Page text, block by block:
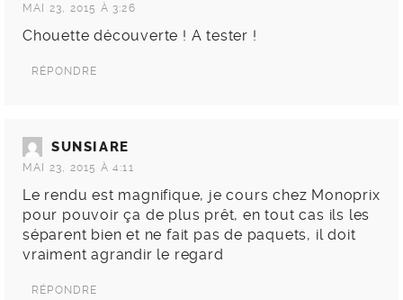
MAI 23, 2015 À 3:26
Chouette découverte ! A tester !
RÉPONDRE
SUNSIARE
MAI 23, 2015 À 4:11
Le rendu est magnifique, je cours chez Monoprix
pour pouvoir ça de plus prêt, en tout cas ils les
séparent bien et ne fait pas de paquets, il doit
vraiment agrandir le regard
RÉPONDRE